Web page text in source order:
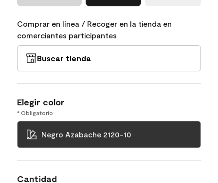
Comprar en línea / Recoger en la tienda en
comerciantes participantes
Buscar tienda
Elegir color
* Obligatorio
Negro Azabache 2120-10
Cantidad